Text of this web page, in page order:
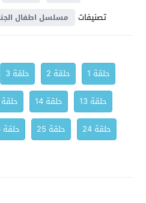
تصنيفات مسلسل اطفال
حلقة 1 حلقة 2 حلقة 3
حلقة 13
حلقة 14 حلقة 15
حلقة 24
حلقة 25 حلقة 26